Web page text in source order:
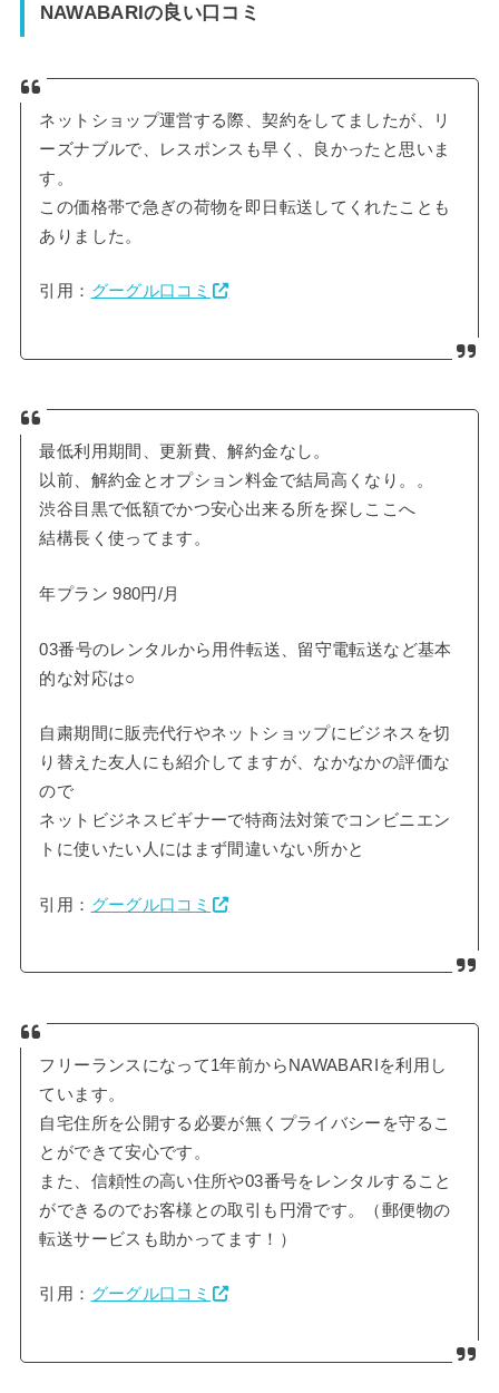
NAWABARIの良い口コミ
ネットショップ運営する際、契約をしてましたが、リ
ーズナブルで、レスポンスも早く、良かったと思いま
す。
この価格帯で急ぎの荷物を即日転送してくれたことも
ありました。
引用： グーグル口コミ
最低利用期間、更新費、解約金なし。
以前、解約金とオプション料金で結局高くなり。。
渋谷目黒で低額でかつ安心出来る所を探しここへ
結構長く使ってます。
年プラン 980円/月
03番号のレンタルから用件転送、留守電転送など基本
的な対応は○
自粛期間に販売代行やネットショップにビジネスを切
り替えた友人にも紹介してますが、なかなかの評価な
ので
ネットビジネスビギナーで特商法対策でコンビニエン
トに使いたい人にはまず間違いない所かと
引用： グーグル口コミ
フリーランスになって1年前からNAWABARIを利用し
ています。
自宅住所を公開する必要が無くプライバシーを守るこ
とができて安心です。
また、信頼性の高い住所や03番号をレンタルすること
ができるのでお客様との取引も円滑です。（郵便物の
転送サービスも助かってます！）
引用： グーグル口コミ